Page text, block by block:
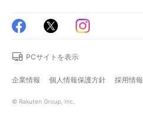
PCサイトを表示
企業情報 個人情報保護方針 採用情報
© Rakuten Group, Inc.